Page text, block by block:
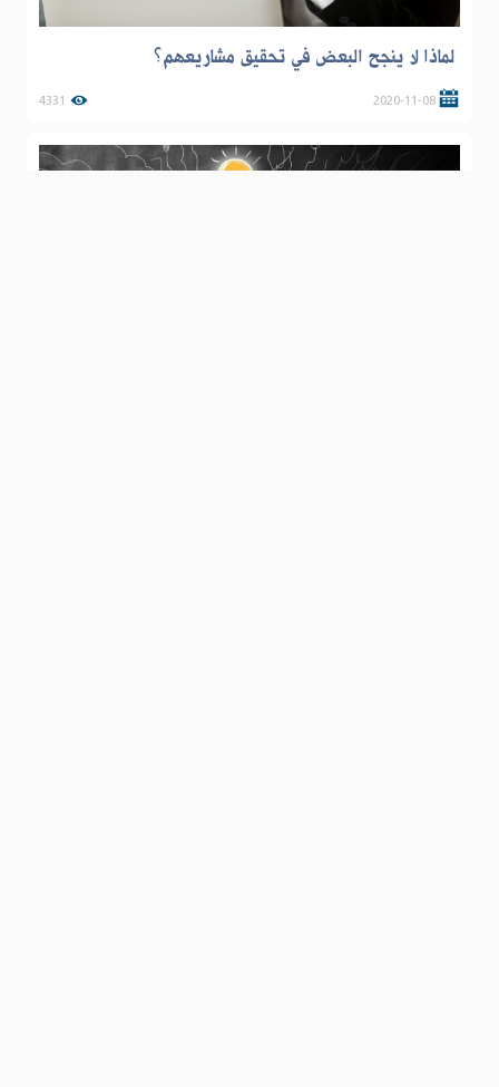
لماذا لا ينجح البعض في تحقيق مشاريعهم؟
2020-11-08
4331